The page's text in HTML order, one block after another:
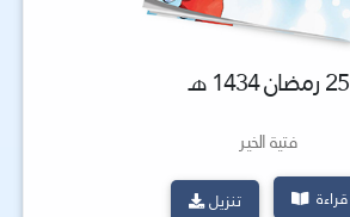
25 رمضان 1434 هـ
فتية الخير
قراءة تنزيل